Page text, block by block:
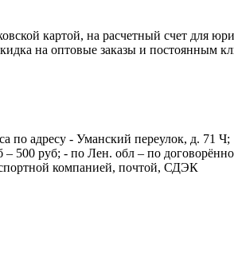
картой, на расчетный счет для
на оптовые заказы и постоянным
по адресу - Уманский переулок, д. 71 Ч;
500 руб; - по Лен. обл – по
компанией, почтой, СДЭК